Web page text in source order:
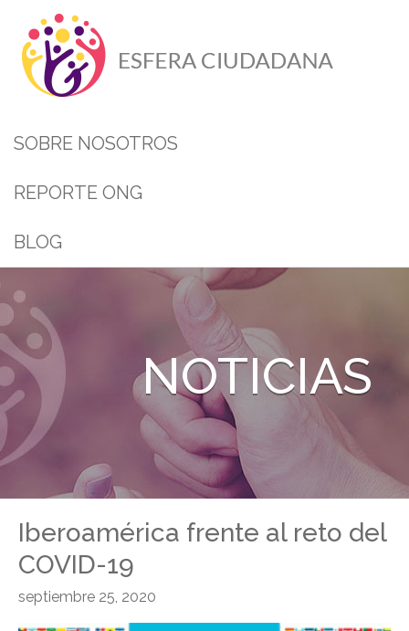
SOBRE NOSOTROS
REPORTE ONG
BLOG
NOTICIAS
Iberoamérica frente al reto del
COVID-19
septiembre 25, 2020